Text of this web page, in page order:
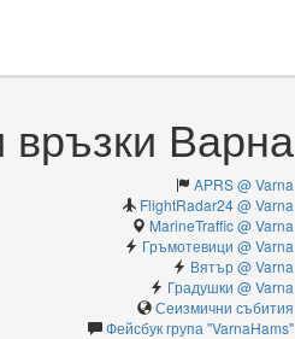
връзки Варна
APRS @ Varna
FlightRadar24 @ Varna
MarineTraffic @ Varna
Гръмотевици @ Varna
Вятър @ Varna
Градушки @ Varna
Сеизмични събития
Фейсбук група "VarnaHams"